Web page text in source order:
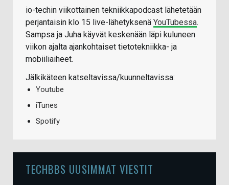
io-techin viikottainen tekniikkapodcast lähetetään
perjantaisin klo 15 live-lähetyksenä YouTubessa.
Sampsa ja Juha käyvät keskenään läpi kuluneen
viikon ajalta ajankohtaiset tietotekniikka- ja
mobiiliaiheet.
Jälkikäteen katseltavissa/kuunneltavissa:
Youtube
iTunes
Spotify
TECHBBS UUSIMMAT VIESTIT